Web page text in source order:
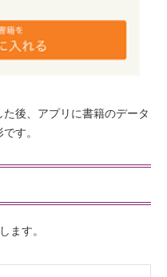
後、アプリに書籍のデータ
す。
ます。